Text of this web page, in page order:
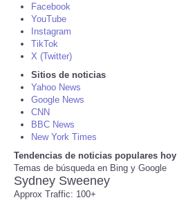
SEARCH
SHOPPING
Daily Deals
RobinsPost Store
Refund Policy
Facebook
YouTube
Instagram
TikTok
X (Twitter)
Sitios de noticias
Yahoo News
Google News
CNN
BBC News
New York Times
Tendencias de noticias populares hoy
Temas de búsqueda en Bing y Google
Sydney Sweeney
Approx Traffic: 100+